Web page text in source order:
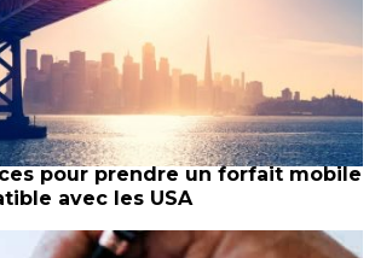
pour prendre un forfait mobile
avec les USA